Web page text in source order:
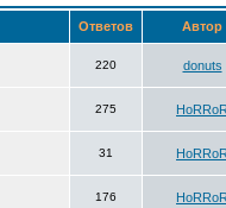
Ответов Автор
220 donuts
275 HoRRoR
31 HoRRoR
176 HoRRoR